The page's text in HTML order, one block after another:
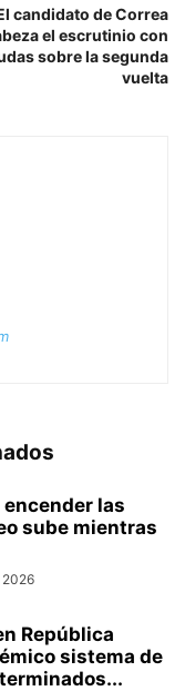
candidato de Correa
el escrutinio con
sobre la segunda
vuelta
las
sube mientras
2026
República
sistema de